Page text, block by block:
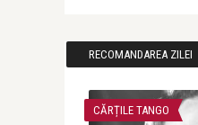
RECOMANDAREA ZILEI
CĂRȚILE TANGO